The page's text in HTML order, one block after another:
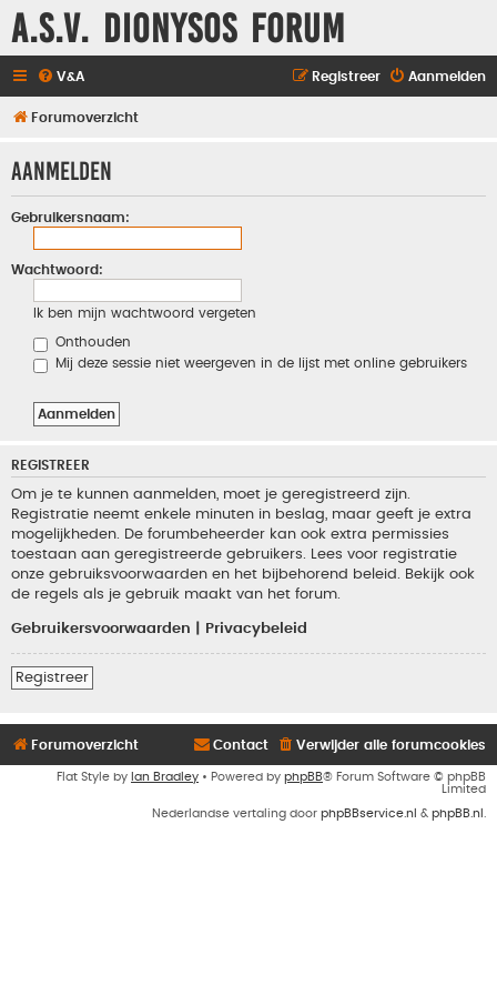
A.S.V. Dionysos Forum
V&A Aanmelden
Registreer
Forumoverzicht
Aanmelden
Gebruikersnaam:
Wachtwoord:
Ik ben mijn wachtwoord vergeten
Onthouden
Mij deze sessie niet weergeven in de lijst met online gebruikers
REGISTREER
Om je te kunnen aanmelden, moet je geregistreerd zijn.
Registratie neemt enkele minuten in beslag, maar geeft je extra
mogelijkheden. De forumbeheerder kan ook extra permissies
toestaan aan geregistreerde gebruikers. Lees voor registratie
onze gebruiksvoorwaarden en het bijbehorend beleid. Bekijk ook
de regels als je gebruik maakt van het forum.
Gebruikersvoorwaarden Privacybeleid
Registreer
Forumoverzicht Verwijder alle forumcookies
Contact
Flat Style by Ian Bradley • Powered by phpBB® Forum Software © phpBB
Limited
Nederlandse vertaling door phpBBservice.nl & phpBB.nl .